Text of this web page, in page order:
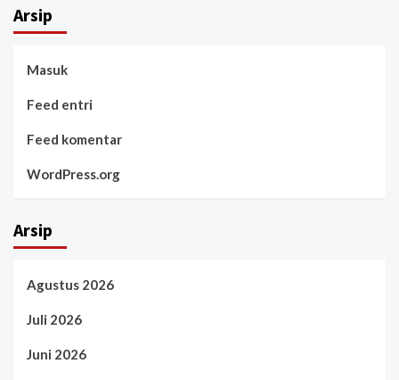
Arsip
Masuk
Feed entri
Feed komentar
WordPress.org
Arsip
Agustus 2026
Juli 2026
Juni 2026